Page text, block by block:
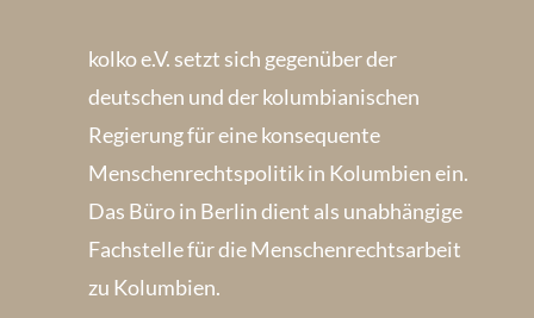
kolko e.V. setzt sich gegenüber der
deutschen und der kolumbianischen
Regierung für eine konsequente
Menschenrechts­politik in Kolum­bien ein.
Das Büro in Berlin dient als unabhängige
Fachstelle für die Menschen­rechtsarbeit
zu Kolumbien.